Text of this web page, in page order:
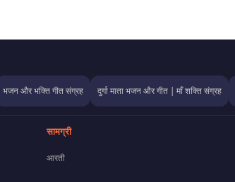
भजन और भक्ति गीत संग्रह दुर्गा माता भजन और गीत | माँ शक्ति संग्रह
सामग्री
आरती